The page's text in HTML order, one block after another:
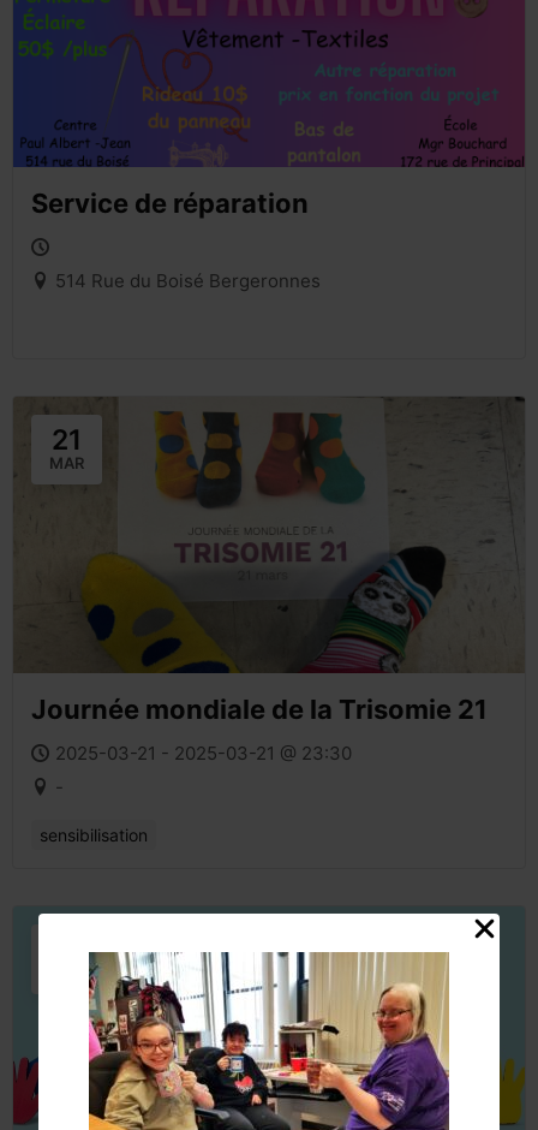
Service de réparation
514 Rue du Boisé Bergeronnes
21
MAR
Journée mondiale de la Trisomie 21
2025-03-21 - 2025-03-21 @ 23:30
-
sensibilisation